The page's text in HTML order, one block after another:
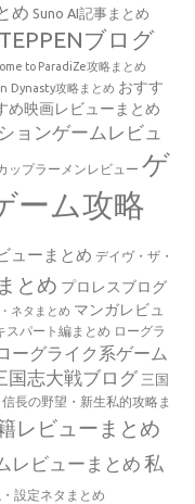
め Suno AI記事まとめ
TEPPENブログ
to ParadiZe攻略まとめ
Dynasty攻略まとめ おすす
め映画レビューまとめ
ョンゲームレビュ
ップラーメンレビュー ゲ
ーム攻略
ューまとめ デイヴ・ザ・
とめ プロレスブログ
ネタまとめ マンガレビュ
スパート編まとめ ローグラ
ーグライク系ゲーム
国志大戦ブログ 三国
信長の野望・新生私的攻略ま
レビューまとめ
レビューまとめ 私
設定ネタまとめ